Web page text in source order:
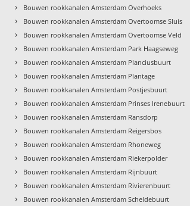
› Bouwen rookkanalen Amsterdam Overhoeks
› Bouwen rookkanalen Amsterdam Overtoomse Sluis
› Bouwen rookkanalen Amsterdam Overtoomse Veld
› Bouwen rookkanalen Amsterdam Park Haagseweg
› Bouwen rookkanalen Amsterdam Planciusbuurt
› Bouwen rookkanalen Amsterdam Plantage
› Bouwen rookkanalen Amsterdam Postjesbuurt
› Bouwen rookkanalen Amsterdam Prinses Irenebuurt
› Bouwen rookkanalen Amsterdam Ransdorp
› Bouwen rookkanalen Amsterdam Reigersbos
› Bouwen rookkanalen Amsterdam Rhoneweg
› Bouwen rookkanalen Amsterdam Riekerpolder
› Bouwen rookkanalen Amsterdam Rijnbuurt
› Bouwen rookkanalen Amsterdam Rivierenbuurt
› Bouwen rookkanalen Amsterdam Scheldebuurt